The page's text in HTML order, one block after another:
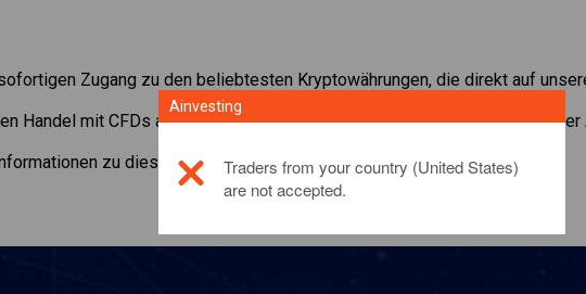
Zugang zu den beliebtesten Kryptowährungen, die direkt auf
Handel mit CFDs aufSynthetixmit minimaler Maintenance Margin,
zu diesem Anlageprodukt,klicken Sie hier
Ainvesting
Traders from your country (United States)
are not accepted.